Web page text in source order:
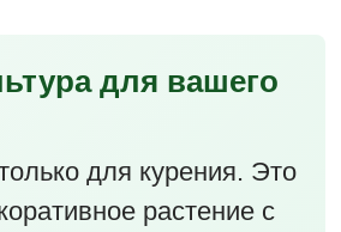
для вашего
для курения. Это
растение с